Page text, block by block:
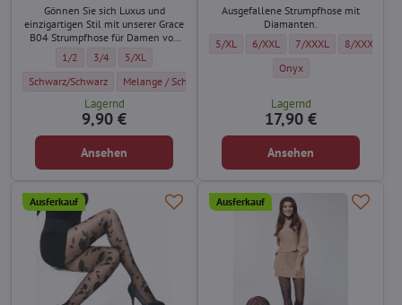
Gönnen Sie sich Luxus und
einzigartigen Stil mit unserer Grace
B04 Strumpfhose für Damen von
Ausgefallene Damenstrumpfhose mit schwarzen 3D Rosen GRACE B04 40
1/2 Ausgefallene Damenstrumpfhose mit schwarzen 3D Rosen GRACE
3/4 Ausgefallene Damenstrumpfhose mit schwarzen 3D Rosen
5/XL
Ausgefallene Damenstrumpfhose mit schwarzen 3D Rosen GRACE B04 40 DEN
Schwarz/Schwarz Ausgefallene Damenstrumpfhose mit schwarzen 3D Rosen
Melange / Schwarz
Lagernd
9,90 €
Ansehen
Ausgefallene Strumpfhose mit
Diamanten.
Schwarze Plus-Size Strumpfhose
5/XL Schwarze Plus-Size Strumpfhose
6/XXL Schwarze Plus-Size
7/XXXL Schwarze
8/XXXXL
Schwarze Plus-Size
Onyx
Lagernd
17,90 €
Ansehen
Ausferkauf Ausferkauf